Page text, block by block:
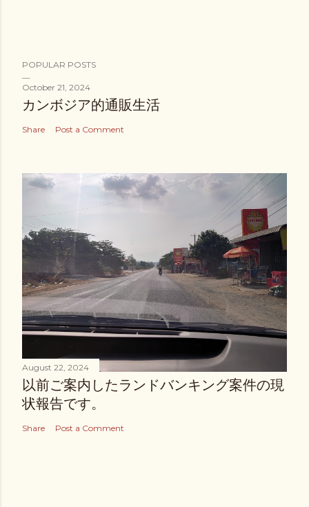
POPULAR POSTS
October 21, 2024
カンボジア的通販生活
Share Post a Comment
August 22, 2024
以前ご案内したランドバンキング案件の現
状報告です。
Share Post a Comment